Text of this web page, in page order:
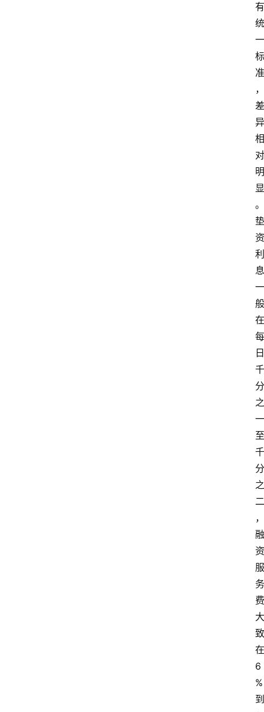
有
统
一
标
准
，
差
异
相
对
明
显
。
垫
资
利
息
一
般
在
每
日
千
分
之
一
至
千
分
之
二
，
融
资
服
务
费
大
致
在
6
%
到